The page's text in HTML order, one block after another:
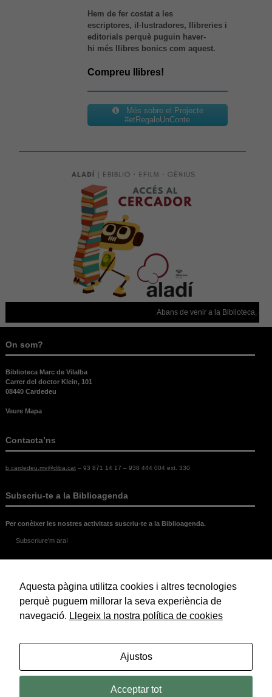
Hem de fer costat a les
escriptores, il·lustradores, llibreries i
editorials perquè puguin haver-
hi més llibres bonics com aquest.
Compreu llibres!
Més sobre el Projecte
#etRegaloUnConte
Abans de venir a la Biblioteca,
On som?
Biblioteca Marc de Vilalba
Carrer del doctor Klein, 101
08440 Cardedeu
Veure Mapa
Contacta’ns
b.cardedeu.mv@diba.cat– 93 871 14 17 – 938 444 004 ext. 330
Subscriu-te a la Biblioagenda
Per conèixer les nostres activitats suscriu-te a la Biblioagenda.
Subscriure'm ara!
Legal
Política de Cookies
Política de Privacitat
Avís Legal
Aquesta pàgina utilitza cookies i altres tecnologies
perquè puguem millorar la seva experiència de
navegació. Llegeix la nostra política de cookies
Ajustos
Acceptar tot
Necessàries
Aquestes
cookies no
opcionals,
necessàries
per al bon
funcionament
web.
Per a millorar
la nostra web
necessitem
Experiència
Per tal que el
nostre lloc
web funcioni
possible
durant la